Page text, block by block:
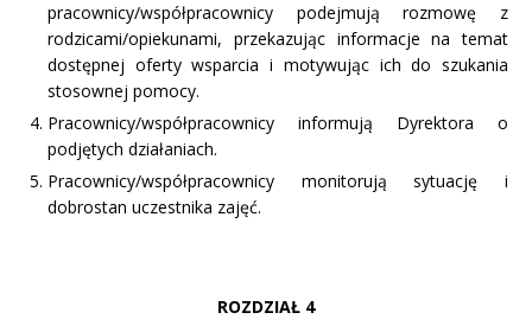
pracownicy/współpracownicy podejmują rozmowę z
rodzicami/opiekunami, przekazując informacje na temat
dostępnej oferty wsparcia i motywując ich do szukania
stosownej pomocy.
Pracownicy/współpracownicy informują Dyrektora o
podjętych działaniach.
Pracownicy/współpracownicy monitorują sytuację i
dobrostan uczestnika zajęć.
ROZDZIAŁ 4